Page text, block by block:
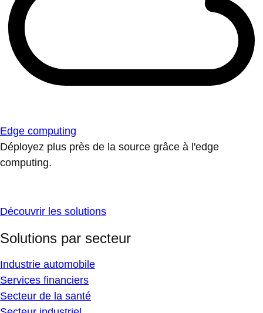
Edge computing
Déployez plus près de la source grâce à l'edge
computing.
Découvrir les solutions
Solutions par secteur
Industrie automobile
Services financiers
Secteur de la santé